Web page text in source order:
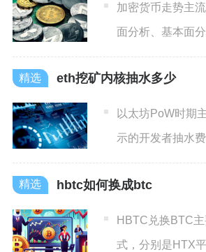
加密货币走势主
面分析、基本面
析、市场情绪分
eth挖矿内核抽水多少
以太坊PoW时期
示的开发者抽水
0.65%~1.5%区间
hbtc如何换成btc
HBTC兑换BTC
式，分别是HTX